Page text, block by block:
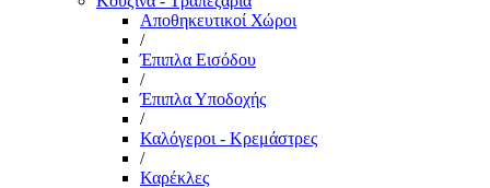
Αποθηκευτικοί Χώροι
/
Έπιπλα Εισόδου
/
Έπιπλα Υποδοχής
/
Καλόγεροι - Κρεμάστρες
/
Καρέκλες